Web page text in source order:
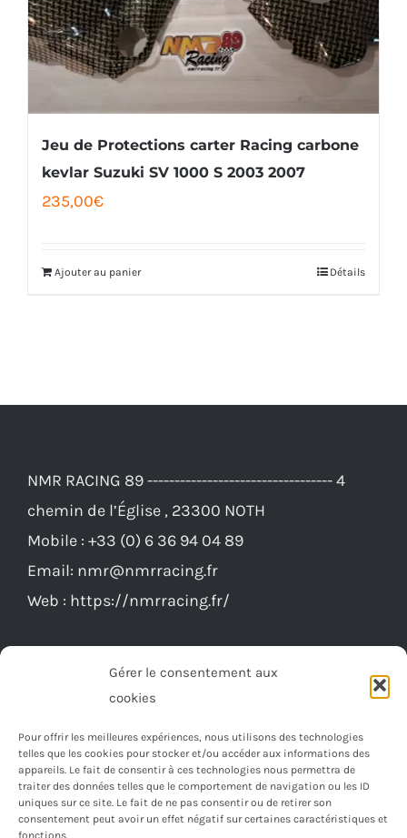
Gérer le consentement aux
cookies
Pour offrir les meilleures expériences, nous utilisons des technologies
telles que les cookies pour stocker et/ou accéder aux informations des
appareils. Le fait de consentir à ces technologies nous permettra de
traiter des données telles que le comportement de navigation ou les ID
uniques sur ce site. Le fait de ne pas consentir ou de retirer son
consentement peut avoir un effet négatif sur certaines caractéristiques et
fonctions.
Jeu de Protections carter Racing carbone
kevlar Suzuki SV 1000 S 2003 2007
235,00€
Ajouter au panier Détails
NMR RACING 89 ---------------------------------- 4
chemin de l’Église , 23300 NOTH
Mobile :
+33 (0) 6 36 94 04 89
Email: nmr@nmrracing.fr
Web : https://nmrracing.fr/